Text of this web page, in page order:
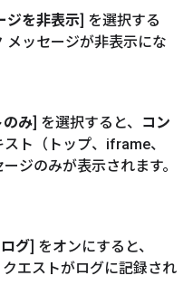
ジを非表示 ] を選択する
メッセージが非表示にな
のみ ] を選択すると、
コン
ト（トップ、iframe、
ジのみが表示されます。
グ ] をオンにすると、
エストがログに記録され